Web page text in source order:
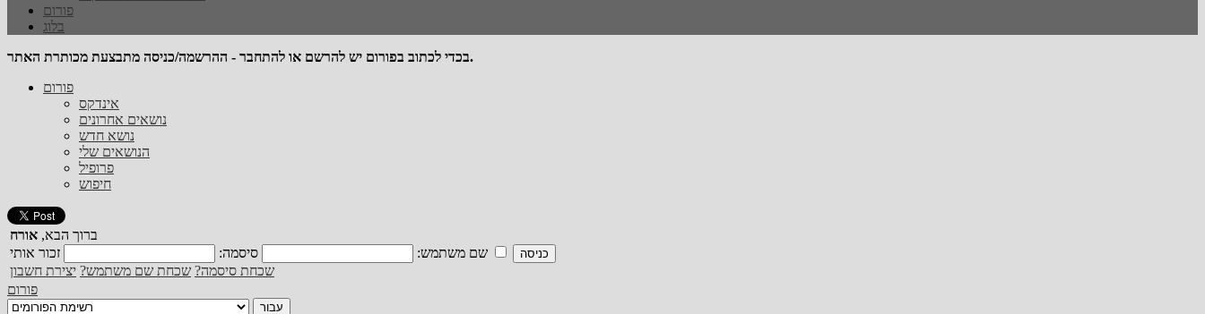
פורום
בלוג
בכדי לכתוב בפורום יש להרשם או להתחבר - ההרשמה/כניסה מתבצעת מכותרת האתר.
פורום
אינדקס
נושאים אחרונים
נושא חדש
הנושאים שלי
פרופיל
חיפוש
ברוך הבא, אורח
שם משתמש:
סיסמה:
שכחת סיסמה? שכחת שם משתמש? יצירת חשבון
פורום